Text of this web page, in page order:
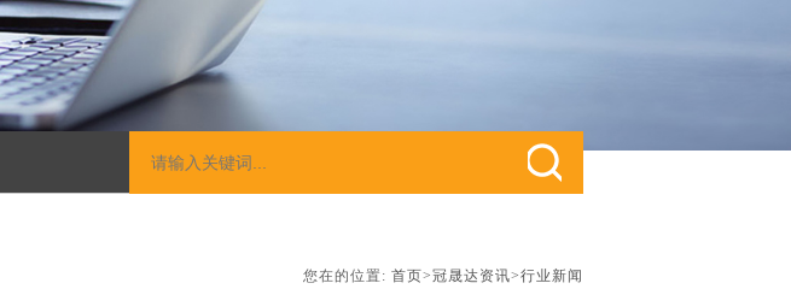
您在的位置: 首页>冠晟达资讯>行业新闻